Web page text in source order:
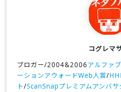
コグレマ
ブロガー/2004&2006アルファ
ーションアウォードWeb人賞/
ト/ScanSnapプレミアムアンバサ